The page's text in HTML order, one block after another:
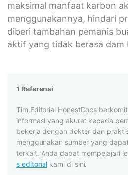
maksimal manfaat karbon
menggunakannya, hindari
diberi tambahan pemanis
aktif yang tidak berasa dam
1 Referensi
Tim Editorial HonestDocs
informasi yang akurat kepada
bekerja dengan dokter dan
menggunakan sumber yang
terkait. Anda dapat mempelajari
s editorial kami di sini.